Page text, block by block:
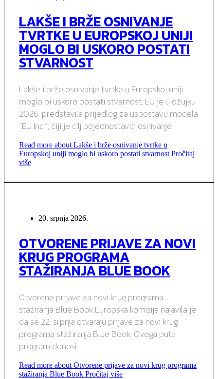
LAKŠE I BRŽE OSNIVANJE
TVRTKE U EUROPSKOJ UNIJI
MOGLO BI USKORO POSTATI
STVARNOST
Lakše i brže osnivanje tvrtke u Europskoj uniji
moglo bi uskoro postati stvarnost. EU je u ožujku
2026. predstavila prijedlog za uspostavu modela
“EU Inc.”, čiji je cilj pojednostaviti osnivanje
Read more about Lakše i brže osnivanje tvrtke u
Europskoj uniji moglo bi uskoro postati stvarnost Pročitaj
više
20. srpnja 2026.
OTVORENE PRIJAVE ZA NOVI
KRUG PROGRAMA
STAŽIRANJA BLUE BOOK
Otvorene prijave za novi krug programa
stažiranja Blue Book Europska komisija najavila je
da se 22. srpnja otvaraju prijave za novi krug
programa stažiranja Blue Book. Ovoga puta
program donosi
Read more about Otvorene prijave za novi krug programa
stažiranja Blue Book Pročitaj više